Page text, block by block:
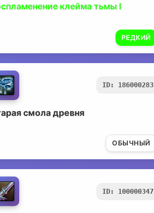
клейма тьмы I
РЕДКИЙ
ID: 186000283
смола древня
ОБЫЧНЫЙ
ID: 100000347